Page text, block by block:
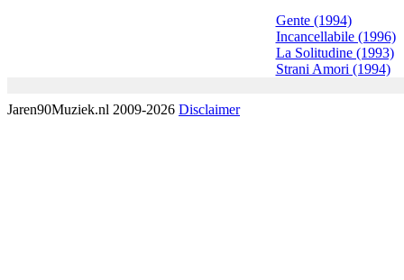
Gente (1994)
Incancellabile (1996)
La Solitudine (1993)
Strani Amori (1994)
Jaren90Muziek.nl 2009-2026 Disclaimer